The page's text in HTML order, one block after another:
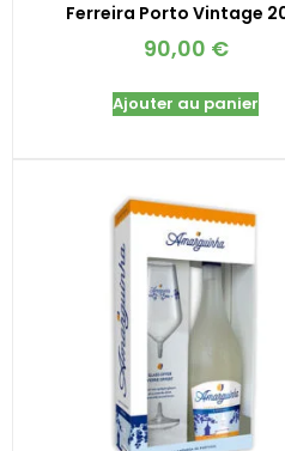
Ferreira Porto Vintage
90,00 €
Ajouter au panier